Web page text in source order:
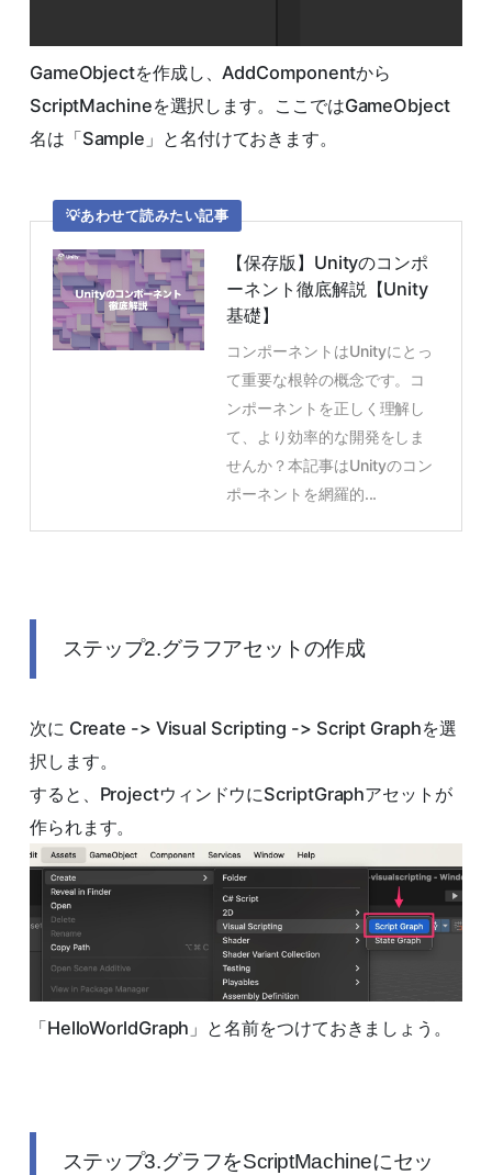
GameObjectを作成し、AddComponentから
ScriptMachineを選択します。ここではGameObject
名は「Sample」と名付けておきます。
あわせて読みたい記事
【保存版】Unityのコンポ
ーネント徹底解説【Unity
基礎】
コンポーネントはUnityにとっ
て重要な根幹の概念です。コ
ンポーネントを正しく理解し
て、より効率的な開発をしま
せんか？本記事はUnityのコン
ポーネントを網羅的...
ステップ2.グラフアセットの作成
次に Create -> Visual Scripting -> Script Graphを選
択します。
すると、ProjectウィンドウにScriptGraphアセットが
作られます。
「HelloWorldGraph」と名前をつけておきましょう。
ステップ3.グラフをScriptMachineにセッ